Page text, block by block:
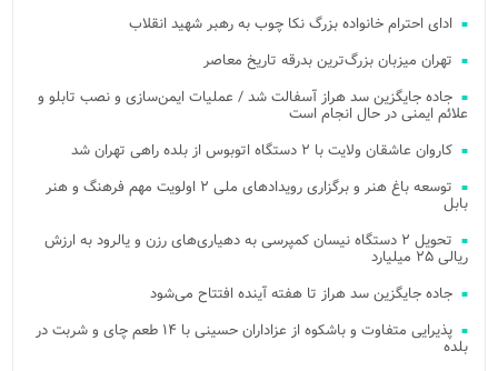
ادای احترام خانواده بزرگ نکا چوب به رهبر شهید انقلاب
تهران میزبان بزرگ‌ترین بدرقه تاریخ معاصر
جاده جایگزین سد هراز آسفالت شد / عملیات ایمن‌سازی و نصب تابلو و
علائم ایمنی در حال انجام است
کاروان عاشقان ولایت با ۲ دستگاه اتوبوس از بلده راهی تهران شد
توسعه باغ هنر و برگزاری رویدادهای ملی ۲ اولویت مهم فرهنگ و هنر
بابل
تحویل ۲ دستگاه نیسان کمپرسی به دهیاری‌های رزن و یالرود به ارزش
ریالی ۲۵ میلیارد
جاده جایگزین سد هراز تا هفته آینده افتتاح می‌شود
پذیرایی متفاوت و باشکوه از عزاداران حسینی با ۱۴ طعم چای و شربت در
بلده